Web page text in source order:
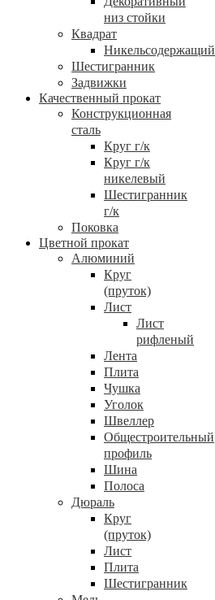
низ стойки
Квадрат
Никельсодержащий
Шестигранник
Задвижки
Качественный прокат
Конструкционная
сталь
Круг г/к
Круг г/к
никелевый
Шестигранник
г/к
Поковка
Цветной прокат
Алюминий
Круг
(пруток)
Лист
Лист
рифленый
Лента
Плита
Чушка
Уголок
Швеллер
Общестроительный
профиль
Шина
Полоса
Дюраль
Круг
(пруток)
Лист
Плита
Шестигранник